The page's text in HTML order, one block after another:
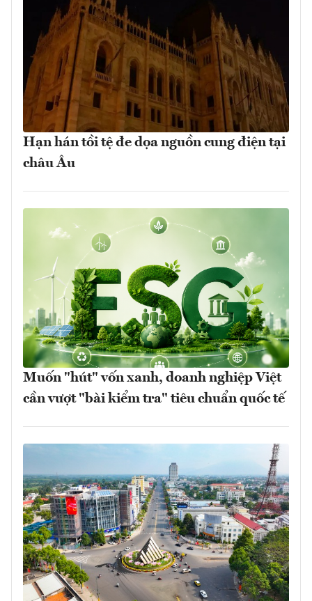
Hạn hán tồi tệ đe dọa nguồn cung điện tại
châu Âu
Muốn "hút" vốn xanh, doanh nghiệp Việt
cần vượt "bài kiểm tra" tiêu chuẩn quốc tế